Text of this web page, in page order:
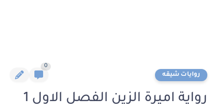
روايات شيقه
0
رواية اميرة الزين الفصل الاول 1